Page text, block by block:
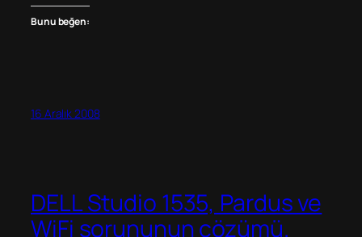
Bunu beğen:
16 Aralık 2008
DELL Studio 1535, Pardus ve
WiFi sorununun çözümü.